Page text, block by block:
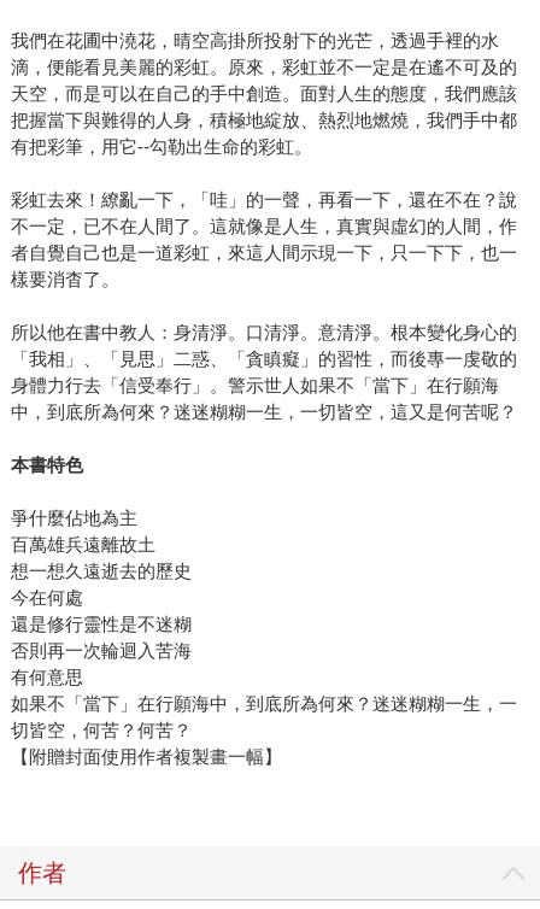
我們在花圃中澆花，晴空高掛所投射下的光芒，透過手裡的水
滴，便能看見美麗的彩虹。原來，彩虹並不一定是在遙不可及的
天空，而是可以在自己的手中創造。面對人生的態度，我們應該
把握當下與難得的人身，積極地綻放、熱烈地燃燒，我們手中都
有把彩筆，用它--勾勒出生命的彩虹。
彩虹去來！繚亂一下，「哇」的一聲，再看一下，還在不在？說
不一定，已不在人間了。這就像是人生，真實與虛幻的人間，作
者自覺自己也是一道彩虹，來這人間示現一下，只一下下，也一
樣要消杳了。
所以他在書中教人：身清淨。口清淨。意清淨。根本變化身心的
「我相」、「見思」二惑、「貪瞋癡」的習性，而後專一虔敬的
身體力行去「信受奉行」。警示世人如果不「當下」在行願海
中，到底所為何來？迷迷糊糊一生，一切皆空，這又是何苦呢？
本書特色
爭什麼佔地為主
百萬雄兵遠離故土
想一想久遠逝去的歷史
今在何處
還是修行靈性是不迷糊
否則再一次輪迴入苦海
有何意思
如果不「當下」在行願海中，到底所為何來？迷迷糊糊一生，一
切皆空，何苦？何苦？
【附贈封面使用作者複製畫一幅】
作者